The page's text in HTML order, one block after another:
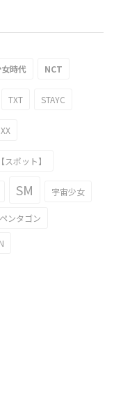
女時代 NCT
TXT STAYC
【スポット】
SM 宇宙少女
ペンタゴン